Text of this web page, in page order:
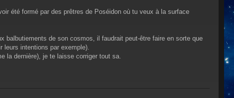
été formé par des prêtres de Poséidon où tu veux à la surface
balbutiements de son cosmos, il faudrait peut-être faire en sorte que
intentions par exemple).
la dernière), je te laisse corriger tout sa.